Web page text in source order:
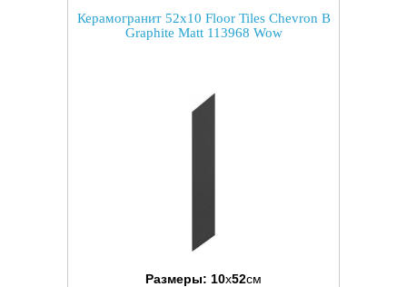
Керамогранит 52x10 Floor Tiles Chevron B
Graphite Matt 113968 Wow
Размеры: 10x52см